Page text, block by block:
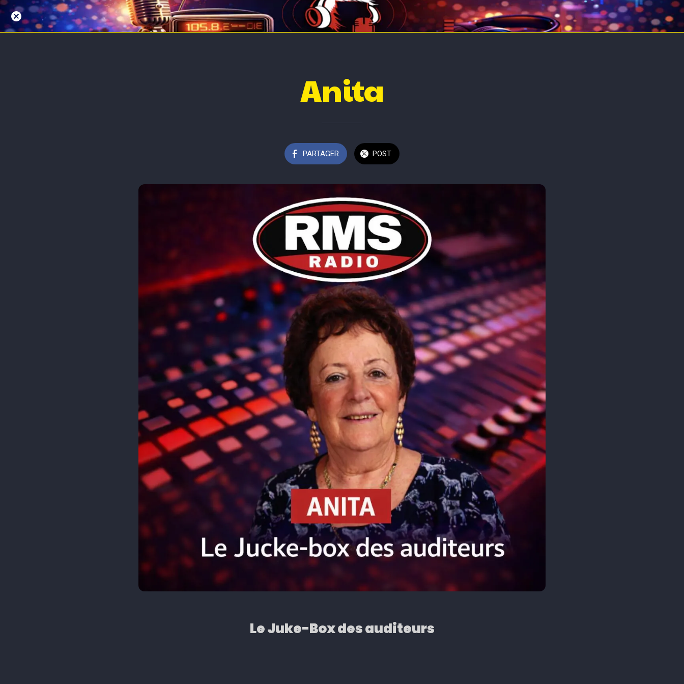
Animateurs
Anita
PARTAGER POST
Le Juke-Box des auditeurs